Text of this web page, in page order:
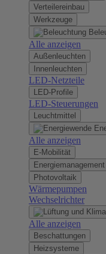
Verteilereinbau
Werkzeuge
Alle anzeigen
Außenleuchten
Innenleuchten
LED-Netzteile
LED-Profile
LED-Steuerungen
Leuchtmittel
Alle anzeigen
E-Mobilität
Energiemanagement
Photovoltaik
Wärmepumpen
Wechselrichter
Alle anzeigen
Beschattungen
Heizsysteme